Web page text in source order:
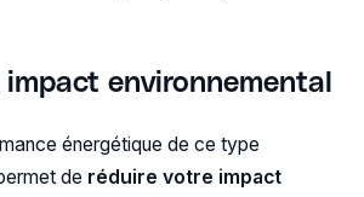
impact environnemental
énergétique de ce type
de réduire votre impact